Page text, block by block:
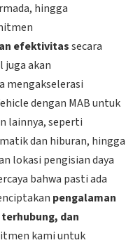
hingga
efektivitassecara
juga akan
mengakselerasi
dengan MAB untuk
lainnya, seperti
dan hiburan, hingga
lokasi pengisian daya
bahwa pasti ada
pengalaman
dan
kami untuk